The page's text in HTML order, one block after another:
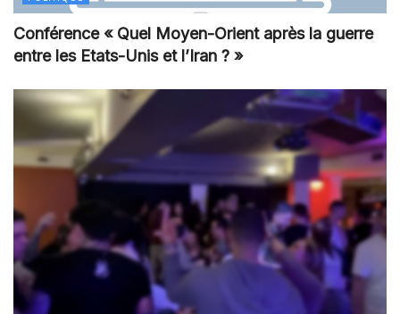
Conférence « Quel Moyen-Orient après la guerre
entre les Etats-Unis et l’Iran ? »